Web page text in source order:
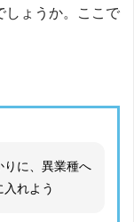
しょうか。ここで
りに、異業種へ
れよう